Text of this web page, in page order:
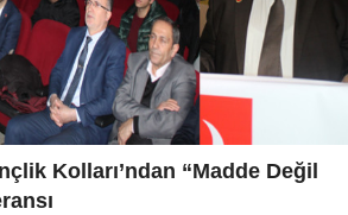
Kolları’ndan “Madde Değil